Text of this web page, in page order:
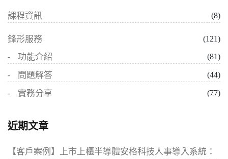
課程資訊 (8)
鋒形服務 (121)
功能介紹 (81)
問題解答 (44)
實務分享 (77)
近期文章
【客戶案例】上市上櫃半導體安格科技人事導入系統：